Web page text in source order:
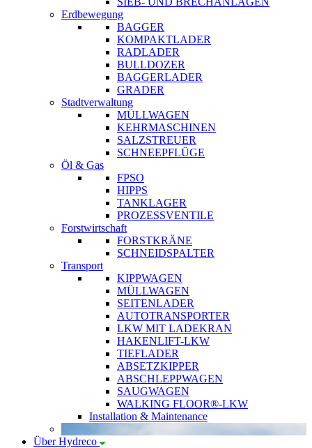
Erdbewegung
BAGGER
KOMPAKTLADER
RADLADER
BULLDOZER
BAGGERLADER
GRADER
Stadtverwaltung
MÜLLWAGEN
KEHRMASCHINEN
SALZSTREUER
SCHNEEPFLÜGE
Öl & Gas
FPSO
HIPPS
TANKLAGER
PROZESSVENTILE
Forstwirtschaft
FORSTKRÄNE
SCHNEIDSPALTER
Transport
KIPPWAGEN
MÜLLWAGEN
SEITENLADER
AUTOTRANSPORTER
LKW MIT LADEKRAN
HAKENLIFT-LKW
TIEFLADER
ABSETZKIPPER
ABSCHLEPPWAGEN
SAUGWAGEN
WALKING FLOOR®-LKW
Installation & Maintenance
Über Hydreco